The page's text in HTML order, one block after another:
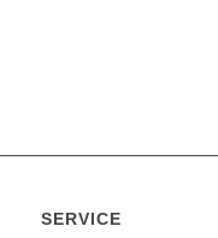
SERVICE